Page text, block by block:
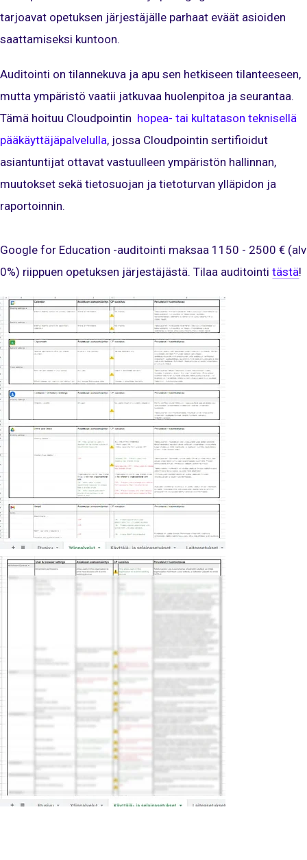
tarjoavat opetuksen järjestäjälle parhaat eväät asioiden
saattamiseksi kuntoon.
Auditointi on tilannekuva ja apu sen hetkiseen tilanteeseen,
mutta ympäristö vaatii jatkuvaa huolenpitoa ja seurantaa.
Tämä hoituu Cloudpointin hopea- tai kultatason teknisellä
pääkäyttäjäpalvelulla, jossa Cloudpointin sertifioidut
asiantuntijat ottavat vastuulleen ympäristön hallinnan,
muutokset sekä tietosuojan ja tietoturvan ylläpidon ja
raportoinnin.
Google for Education -auditointi maksaa 1150 - 2500 € (alv
0%) riippuen opetuksen järjestäjästä. Tilaa auditointi tästä!